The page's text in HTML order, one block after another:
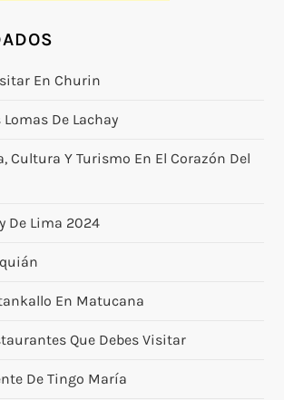
En Churin
De Lachay
Cultura Y Turismo En El Corazón Del
De Lima 2024
En Matucana
Que Debes Visitar
De Tingo María